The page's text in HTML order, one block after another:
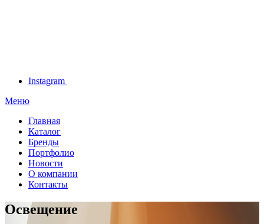
Instagram
Меню
Главная
Каталог
Бренды
Портфолио
Новости
О компании
Контакты
Освещение